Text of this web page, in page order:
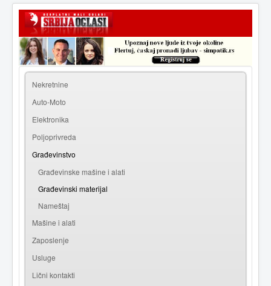
| Registracija
Nekretnine
Auto-Moto
Elektronika
Poljoprivreda
Građevinstvo
Građevinske mašine i alati
Građevinski materijal
Nameštaj
Mašine i alati
Zaposlenje
Usluge
Lični kontakti